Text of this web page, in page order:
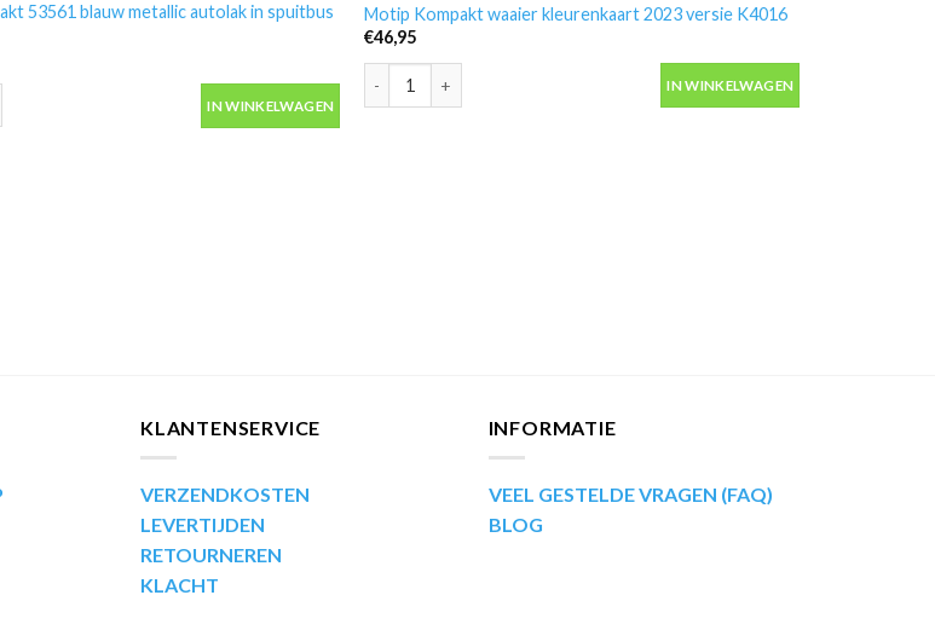
53561 blauw metallic autolak in spuitbus
53561 blauw metallic autolak in spuitbus 400ml aantal
IN WINKELWAGEN
Motip Kompakt waaier kleurenkaart 2023 versie K4016
€46,95
Motip Kompakt waaier kleurenkaart 2023 versie K4016 aantal
IN WINKELWAGEN
KLANTENSERVICE
VERZENDKOSTEN
LEVERTIJDEN
RETOURNEREN
KLACHT
INFORMATIE
VEEL GESTELDE VRAGEN (FAQ)
BLOG